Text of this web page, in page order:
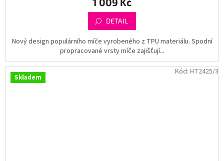
DETAIL
Nový design populárního míče vyrobeného z TPU materiálu. Spodní
propracované vrsty míče zajišťují...
Skladem
Kód: HT2425/3